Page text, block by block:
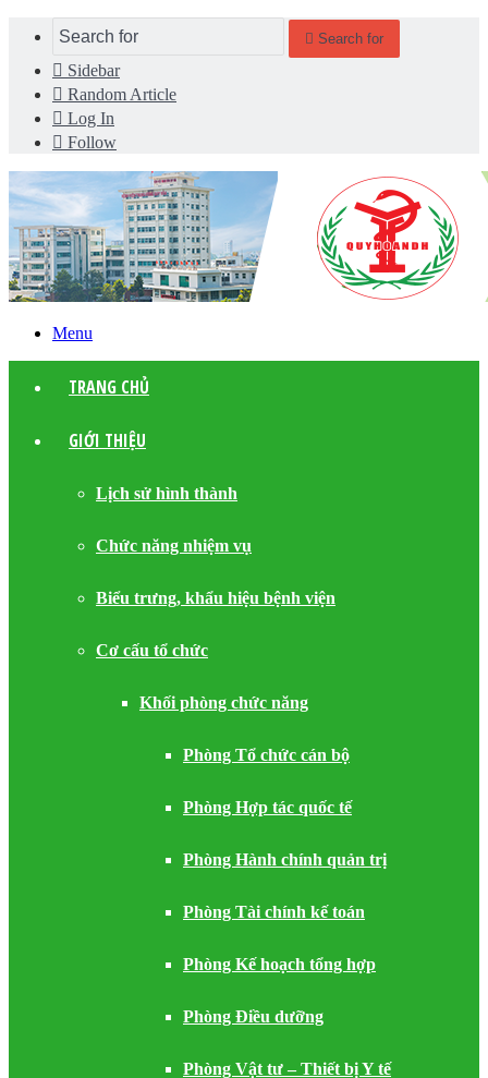
Search for
Sidebar
Random Article
Log In
Follow
Menu
TRANG CHỦ
GIỚI THIỆU
Lịch sử hình thành
Chức năng nhiệm vụ
Biểu trưng, khẩu hiệu bệnh viện
Cơ cấu tổ chức
Khối phòng chức năng
Phòng Tổ chức cán bộ
Phòng Hợp tác quốc tế
Phòng Hành chính quản trị
Phòng Tài chính kế toán
Phòng Kế hoạch tổng hợp
Phòng Điều dưỡng
Phòng Vật tư – Thiết bị Y tế